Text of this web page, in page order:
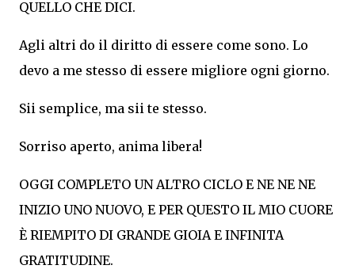
QUELLO CHE DICI.
Agli altri do il diritto di essere come sono. Lo
devo a me stesso di essere migliore ogni giorno.
Sii semplice, ma sii te stesso.
Sorriso aperto, anima libera!
OGGI COMPLETO UN ALTRO CICLO E NE NE NE
INIZIO UNO NUOVO, E PER QUESTO IL MIO CUORE
È RIEMPITO DI GRANDE GIOIA E INFINITA
GRATITUDINE.